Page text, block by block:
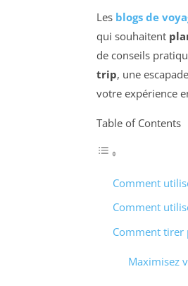
Les blogs de
qui souhaitent
de conseils
trip, une
votre expérience
Table of Contents
Comment
Comment
Comment tirer
Maximisez